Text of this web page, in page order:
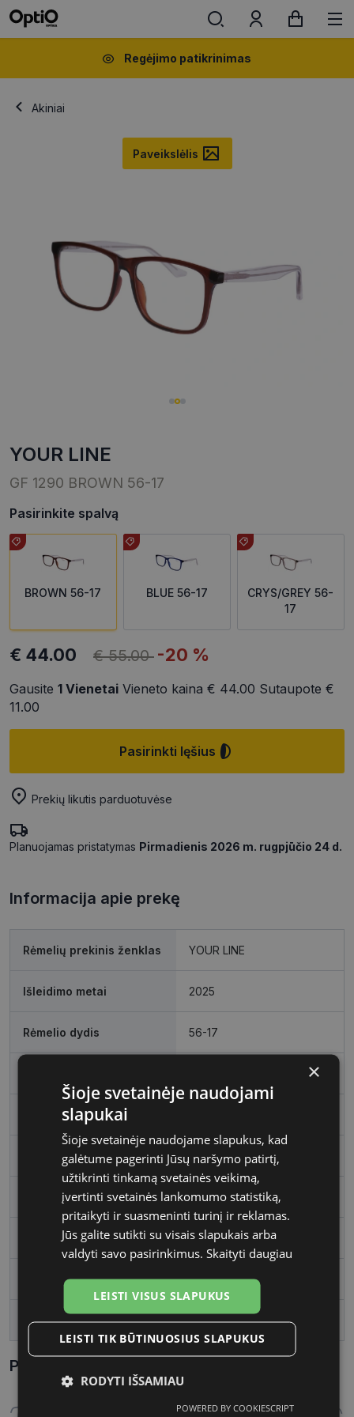
Regėjimo patikrinimas
Akiniai
Paveikslėlis
YOUR LINE
GF 1290 BROWN 56-17
Pasirinkite spalvą
BROWN 56-17 BLUE 56-17
CRYS/GREY 56-
17
€ 44.00 € 55.00 -20 %
Gausite 1 Vienetai Vieneto kaina € 44.00 Sutaupote €
11.00
Pasirinkti lęšius
Prekių likutis parduotuvėse
Planuojamas pristatymas Pirmadienis 2026 m. rugpjūčio 24 d.
Informacija apie prekę
Rėmelių prekinis ženklas YOUR LINE
Išleidimo metai 2025
Rėmelio dydis 56-17
Rėmelio spalva
Rėmelio tipas Plastmasinis
Rėmelio forma Kvadratas
Vartotojų grupė Vyrams
Lęšio plotis 56
Tarpnosės plotis, mm 17
Parametrai Kaip sužinoti savo akinių dydį?
×
Šioje svetainėje naudojami
slapukai
Šioje svetainėje naudojame slapukus, kad
galėtume pagerinti Jūsų naršymo patirtį,
užtikrinti tinkamą svetainės veikimą,
įvertinti svetainės lankomumo statistiką,
pritaikyti ir suasmeninti turinį ir reklamas.
Jūs galite sutikti su visais slapukais arba
valdyti savo pasirinkimus. Skaityti daugiau
LEISTI VISUS SLAPUKUS
LEISTI TIK BŪTINUOSIUS SLAPUKUS
RODYTI IŠSAMIAU
POWERED BY COOKIESCRIPT